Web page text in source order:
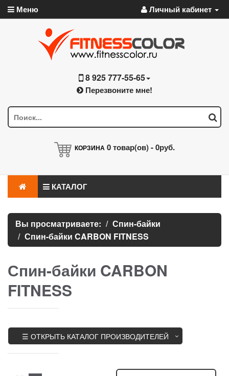
Меню Личный кабинет
8 925 777-55-65
Перезвоните мне!
КОРЗИНА 0товар(ов) -0руб.
КАТАЛОГ
Вы просматриваете:
Спин-байки
Спин-байки CARBON FITNESS
Спин-байки CARBON
FITNESS
☰ ОТКРЫТЬ КАТАЛОГ ПРОИЗВОДИТЕЛЕЙ